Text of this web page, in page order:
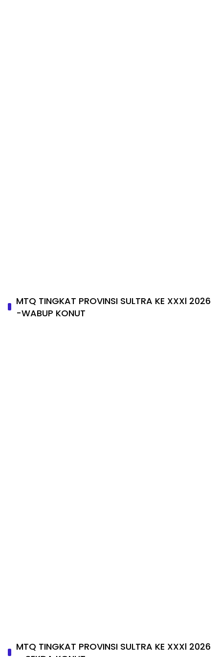
MTQ TINGKAT PROVINSI SULTRA KE XXXl 2026
-WABUP KONUT
MTQ TINGKAT PROVINSI SULTRA KE XXXl 2026